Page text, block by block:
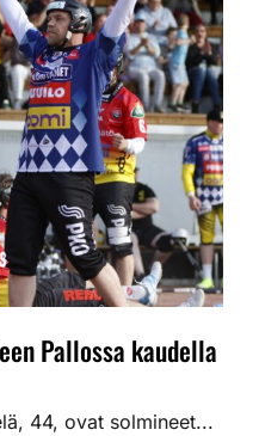
Pallossa kaudella
44, ovat solmineet...